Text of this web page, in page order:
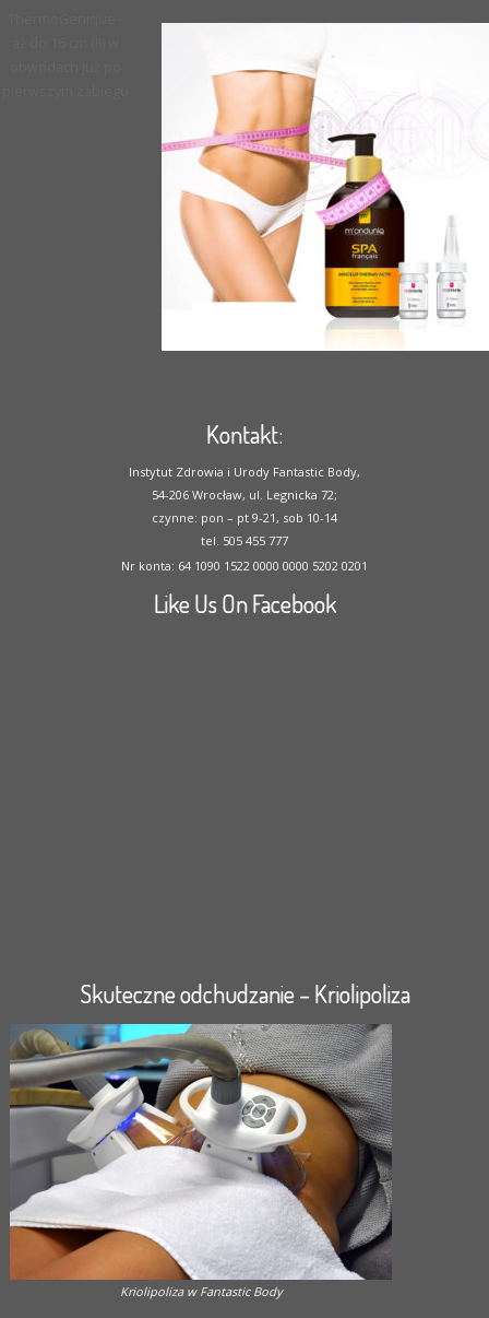
Kontakt:
Instytut Zdrowia i Urody Fantastic Body,
54-206 Wrocław, ul. Legnicka 72;
czynne: pon – pt 9-21, sob 10-14
tel. 505 455 777
Nr konta: 64 1090 1522 0000 0000 5202 0201
Like Us On Facebook
Skuteczne odchudzanie – Kriolipoliza
Kriolipoliza w Fantastic Body